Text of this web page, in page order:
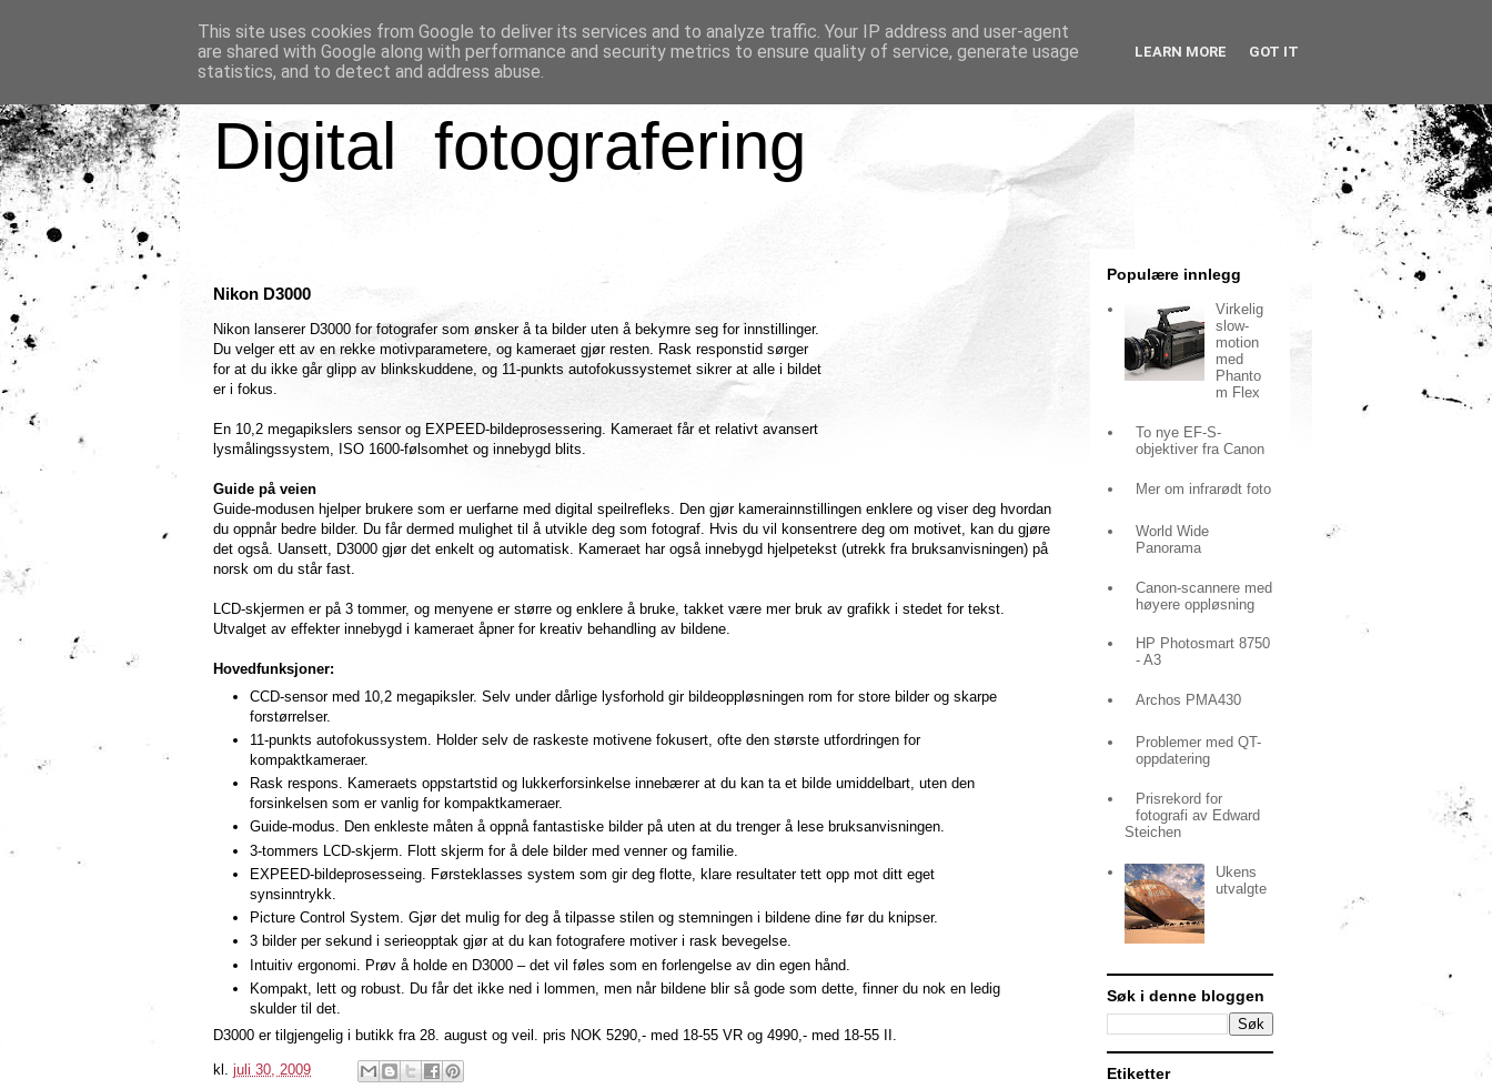
Digital fotografering
Nikon D3000
Nikon lanserer D3000 for fotografer som ønsker å ta bilder uten å bekymre seg for innstillinger.
Du velger ett av en rekke motivparametere, og kameraet gjør resten. Rask responstid sørger
for at du ikke går glipp av blinkskuddene, og 11-punkts autofokussystemet sikrer at alle i bildet
er i fokus.
En 10,2 megapikslers sensor og EXPEED-bildeprosessering. Kameraet får et relativt avansert
lysmålingssystem, ISO 1600-følsomhet og innebygd blits.
Guide på veien
Guide-modusen hjelper brukere som er uerfarne med digital speilrefleks. Den gjør kamerainnstillingen enklere og viser deg hvordan
du oppnår bedre bilder. Du får dermed mulighet til å utvikle deg som fotograf. Hvis du vil konsentrere deg om motivet, kan du gjøre
det også. Uansett, D3000 gjør det enkelt og automatisk. Kameraet har også innebygd hjelpetekst (utrekk fra bruksanvisningen) på
norsk om du står fast.
LCD-skjermen er på 3 tommer, og menyene er større og enklere å bruke, takket være mer bruk av grafikk i stedet for tekst.
Utvalget av effekter innebygd i kameraet åpner for kreativ behandling av bildene.
Hovedfunksjoner:
CCD-sensor med 10,2 megapiksler. Selv under dårlige lysforhold gir bildeoppløsningen rom for store bilder og skarpe
forstørrelser.
11-punkts autofokussystem. Holder selv de raskeste motivene fokusert, ofte den største utfordringen for
kompaktkameraer.
Rask respons. Kameraets oppstartstid og lukkerforsinkelse innebærer at du kan ta et bilde umiddelbart, uten den
forsinkelsen som er vanlig for kompaktkameraer.
Guide-modus. Den enkleste måten å oppnå fantastiske bilder på uten at du trenger å lese bruksanvisningen.
3-tommers LCD-skjerm. Flott skjerm for å dele bilder med venner og familie.
EXPEED-bildeprosesseing. Førsteklasses system som gir deg flotte, klare resultater tett opp mot ditt eget
synsinntrykk.
Picture Control System. Gjør det mulig for deg å tilpasse stilen og stemningen i bildene dine før du knipser.
3 bilder per sekund i serieopptak gjør at du kan fotografere motiver i rask bevegelse.
Intuitiv ergonomi. Prøv å holde en D3000 – det vil føles som en forlengelse av din egen hånd.
Kompakt, lett og robust. Du får det ikke ned i lommen, men når bildene blir så gode som dette, finner du nok en ledig
skulder til det.
D3000 er tilgjengelig i butikk fra 28. august og veil. pris NOK 5290,- med 18-55 VR og 4990,- med 18-55 II.
kl. juli 30, 2009
Populære innlegg
Virkelig
slow-
motion
med
Phanto
m Flex
To nye EF-S-
objektiver fra Canon
Mer om infrarødt foto
World Wide
Panorama
Canon-scannere med
høyere oppløsning
HP Photosmart 8750
- A3
Archos PMA430
Problemer med QT-
oppdatering
Prisrekord for
fotografi av Edward
Steichen
Ukens
utvalgte
Søk i denne bloggen
Etiketter
This site uses cookies from Google to deliver its services and to analyze traffic. Your IP address and user-agent
are shared with Google along with performance and security metrics to ensure quality of service, generate usage
statistics, and to detect and address abuse.
LEARN MORE GOT IT